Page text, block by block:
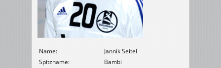
Name:
Jannik Seitel
Spitzname:
Bambi